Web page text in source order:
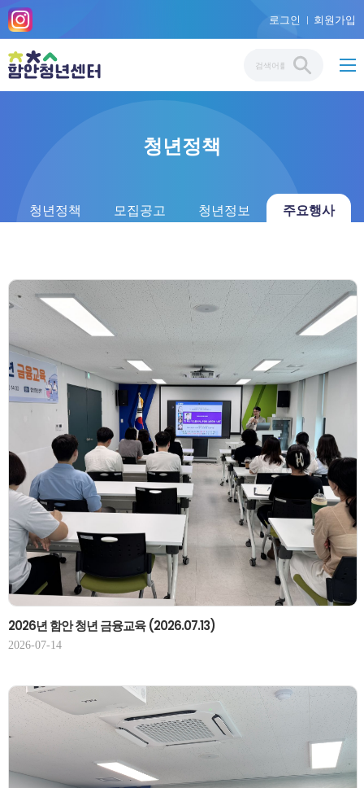
로그인 회원가입
청년정책
청년정책 모집공고 청년정보 주요행사
2026년 함안 청년 금융교육 (2026.07.13)
2026-07-14